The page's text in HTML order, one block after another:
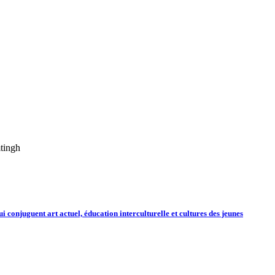
conjuguent art actuel, éducation interculturelle et cultures des jeunes